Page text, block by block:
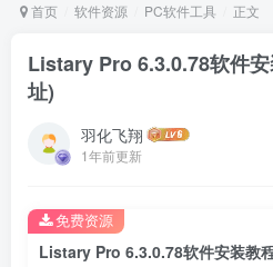
首页 软件资源 PC软件工具 正文
Listary Pro 6.3.0.78软件
址)
羽化飞翔
1年前更新
Listary Pro 6.3.0.78软件安装教
免费资源